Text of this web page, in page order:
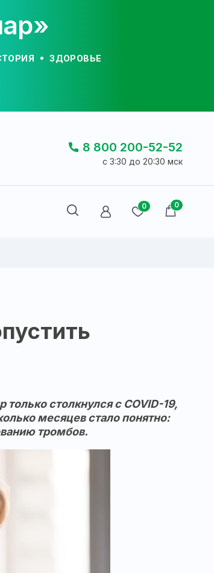
ЗДОРОВЬЕ
8 800 200-52-52
c 3:30 до 20:30 мск
0 0
столкнулся с COVID-19,
месяцев стало понятно:
тромбов.